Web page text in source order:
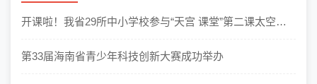
开课啦！我省29所中小学校参与“天宫 课堂”第二课太空连
第33届海南省青少年科技创新大赛成功举办